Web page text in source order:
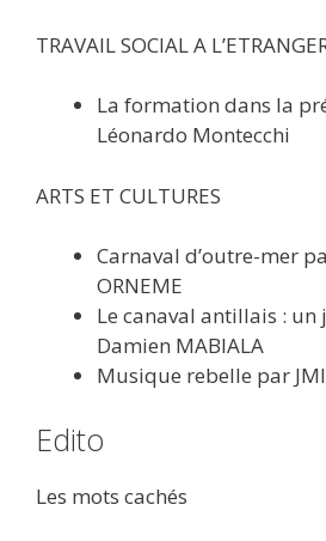
TRAVAIL SOCIAL A
La formation dans la
Léonardo Montecchi
ARTS ET CULTURES
Carnaval d’outre-mer
ORNEME
Le canaval antillais : un
Damien MABIALA
Musique rebelle par JMI
Edito
Les mots cachés